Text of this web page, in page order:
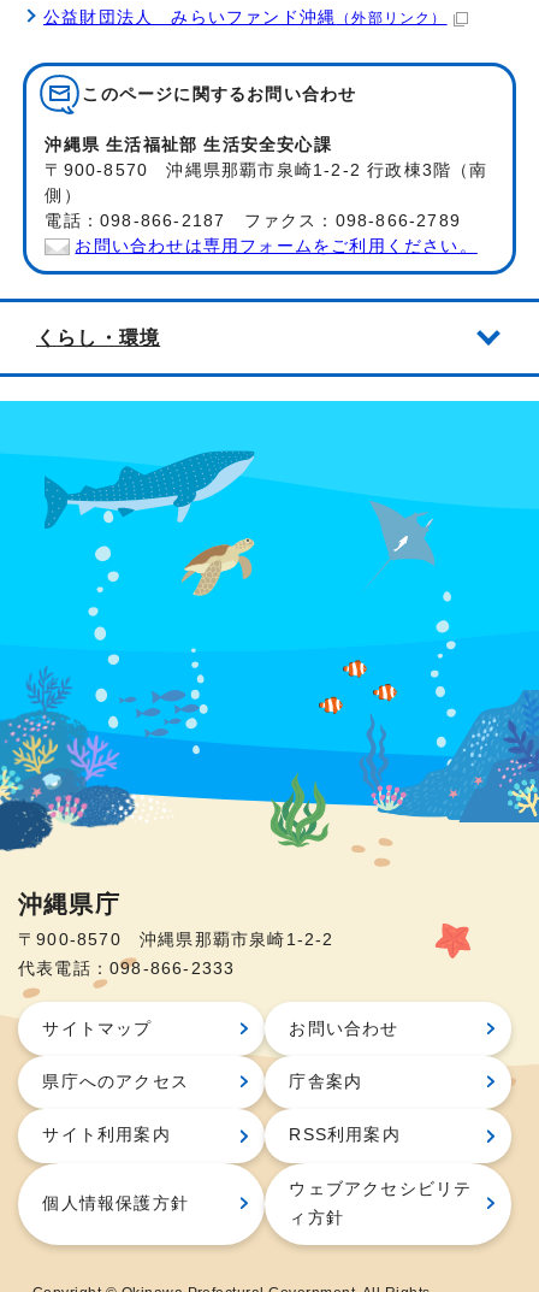
公益財団法人 みらいファンド沖縄 （外部リンク）
このページに関する お問い合わせ
沖縄県 生活福祉部 生活安全安心課
〒900-8570 沖縄県那覇市泉崎1-2-2 行政棟3階（南
側）
電話：098-866-2187 ファクス：098-866-2789
お問い合わせは専用フォームをご利用ください。
くらし・環境
沖縄県庁
〒900-8570 沖縄県那覇市泉崎1-2-2
代表電話：098-866-2333
サイトマップ お問い合わせ
県庁へのアクセス 庁舎案内
サイト利用案内 RSS利用案内
個人情報保護方針
ウェブアクセシビリテ
ィ方針